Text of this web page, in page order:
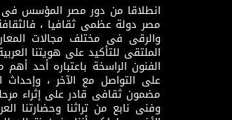
انطلاقا من دور مصر المؤسس فى
مصر دولة عظمى ثقافيا ،
والرقى فى مختلف مجالات
الملتقى للتأكيد على هويتنا
الفنون الراسخة باعتباره أحد أهم
على التواصل مع الآخر ، وإحداث
وفنى نابع من تراثنا وحضارتنا